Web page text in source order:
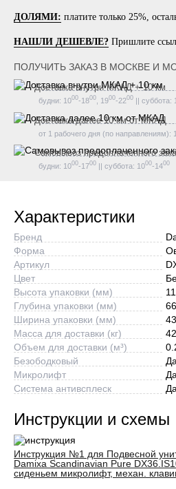
ДОЛЯМИ: платите только 25%,
НАШЛИ ДЕШЕВЛЕ? Пришлите
ПОЛУЧИТЬ ЗАКАЗ В МОСКВЕ И
Доставка внутри МКАД + 10 км
будни: 1000-1800 , 1900-2200 || суббота:
Доставка далее 10 км от МКАД
от 1 рабочего дня (по направлениям):
Самовывоз предоплаченного
будни: 1000-1700 || суббота: 1000-1400
Характеристики
Бренд
Форма
Артикул
Цвет
Высота упаковки (мм)
Глубина упаковки (мм)
Ширина упаковки (мм)
Масса для доставки (кг)
Объем для доставки (м³)
Безободковый
Да
Микролифт
Да
Система антивсплеск
Да
Инструкции и схемы
Инструкция №1 для Подвесной
Damixa Scandinavian Pure
сиденьем микролифт, механ.